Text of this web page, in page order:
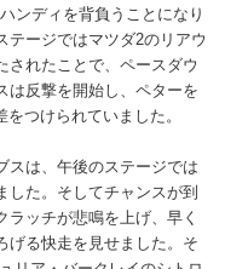
ンディを背負うことになり
テージではマツダ2のリアウ
されたことで、ペースダウ
は反撃を開始し、ペターを
つけられていました。
スは、午後のステージでは
した。そしてチャンスが到
ッチが悲鳴を上げ、早く
げる快走を見せました。そ